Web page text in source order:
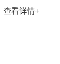
查看详情+